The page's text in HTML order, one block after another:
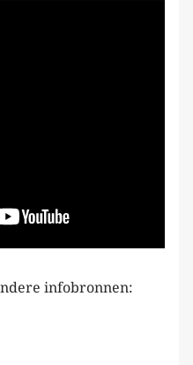
infobronnen: